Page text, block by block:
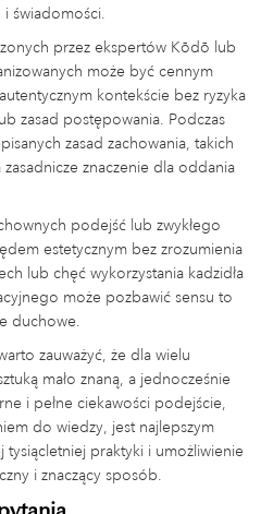
świadomości.
przez ekspertów Kōdō lub
może być cennym
kontekście bez ryzyka
zasad postępowania. Podczas
zasad zachowania, takich
znaczenie dla oddania
podejść lub zwykłego
estetycznym bez zrozumienia
lub chęć wykorzystania kadzidła
może pozbawić sensu to
duchowe.
zauważyć, że dla wielu
mało znaną, a jednocześnie
i pełne ciekawości podejście,
do wiedzy, jest najlepszym
praktyki i umożliwienie
i znaczący sposób.